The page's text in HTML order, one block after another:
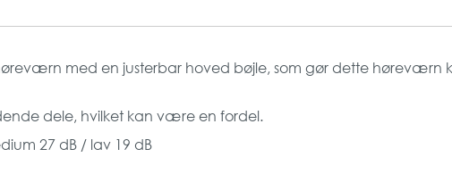
med en justerbar hoved bøjle, som gør dette høreværn
dele, hvilket kan være en fordel.
27 dB / lav 19 dB